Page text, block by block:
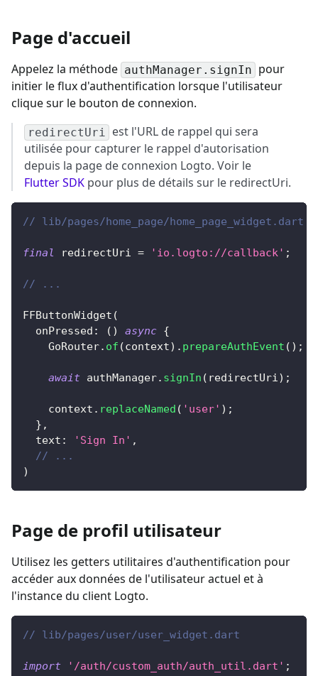
Page d'accueil
Appelez la méthode authManager.signIn pour
initier le flux d'authentification lorsque l'utilisateur
clique sur le bouton de connexion.
redirectUri est l'URL de rappel qui sera
utilisée pour capturer le rappel d'autorisation
depuis la page de connexion Logto. Voir le
Flutter SDK pour plus de détails sur le redirectUri.
// lib/pages/home_page/home_page_widget.dart
final redirectUri = 'io.logto://callback' ;
// ...
FFButtonWidget (
  onPressed
: ( ) async {
GoRouter. of (context) . prepareAuthEvent ( ) ;
await authManager. signIn ( redirectUri) ;
    context
. replaceNamed ( 'user' ) ;
} ,
  text
: 'Sign In' ,
// ...
)
Page de profil utilisateur
Utilisez les getters utilitaires d'authentification pour
accéder aux données de l'utilisateur actuel et à
l'instance du client Logto.
// lib/pages/user/user_widget.dart
import '/auth/custom_auth/auth_util.dart' ;